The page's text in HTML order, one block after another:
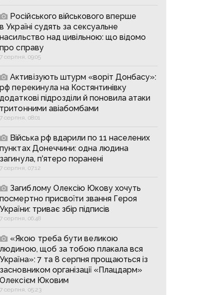
Російського військового вперше
в Україні судять за сексуальне
насильство над цивільною: що відомо
про справу
7 серпня, 09:05
Активізують штурм «воріт Донбасу»:
рф перекинула на Костянтинівку
додаткові підрозділи й поновила атаки
тритонними авіабомбами
7 серпня, 08:01
Війська рф вдарили по 11 населених
пунктах Донеччини: одна людина
загинула, п’ятеро поранені
7 серпня, 07:12
Загиблому Олексію Юкову хочуть
посмертно присвоїти звання Героя
України: триває збір підписів
7 серпня, 06:48
«Якою треба бути великою
людиною, щоб за тобою плакала вся
Україна»: 7 та 8 серпня прощаються із
засновником організації «Плацдарм»
Олексієм Юковим
7 серпня, 05:23